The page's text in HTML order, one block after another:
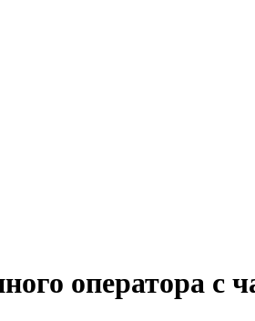
оператора с